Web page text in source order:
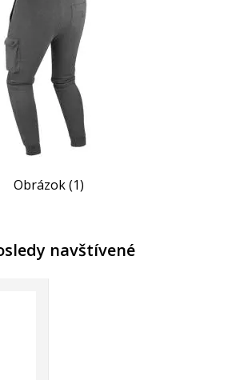
Obrázok (1)
navštívené